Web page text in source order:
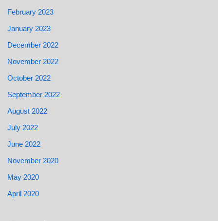
February 2023
January 2023
December 2022
November 2022
October 2022
September 2022
August 2022
July 2022
June 2022
November 2020
May 2020
April 2020